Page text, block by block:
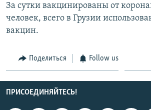
За сутки вакцинированы от
человек, всего в Грузии
вакцин.
Поделиться Follow us
ПРИСОЕДИНЯЙТЕСЬ!